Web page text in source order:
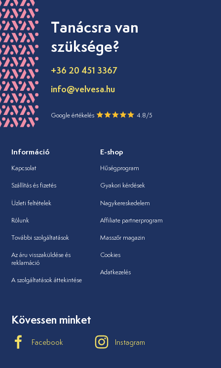
Tanácsra van
szüksége?
+36 20 451 3367
info@velvesa.hu
Google értékelés 4.8/5
Információ
Kapcsolat
Szállítás és fizetés
Üzleti feltételek
Rólunk
További szolgáltatások
Az áru visszaküldése és
reklamáció
A szolgáltatások áttekintése
E-shop
Hűségprogram
Gyakori kérdések
Nagykereskedelem
Affiliate partnerprogram
Masszőr magazin
Cookies
Adatkezelés
Kövessen minket
Facebook Instagram